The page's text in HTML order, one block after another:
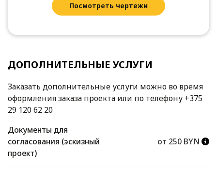
Посмотреть чертежи
ДОПОЛНИТЕЛЬНЫЕ УСЛУГИ
Заказать дополнительные услуги можно во время
оформления заказа проекта или по телефону +375
29 120 62 20
Документы для
согласования (эскизный
проект)
от 250 BYN